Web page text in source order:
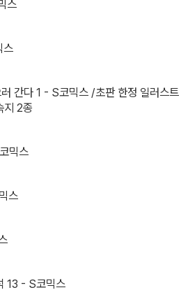
스
스
간다 1 - S코믹스 /초판 한정 일러스트
지 2종
믹스
스
13 - S코믹스